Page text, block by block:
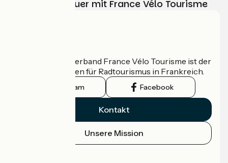
Ihr Radabenteuer mit France Vélo Tourisme
Der nationale Verband France Vélo Tourisme ist der
offizielle Leitfaden für Radtourismus in Frankreich.
Instagram Facebook
Kontakt
Unsere Mission